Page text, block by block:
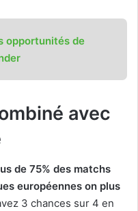
opportunités de
avec
de 75% des matchs
européennes on plus
3 chances sur 4 en